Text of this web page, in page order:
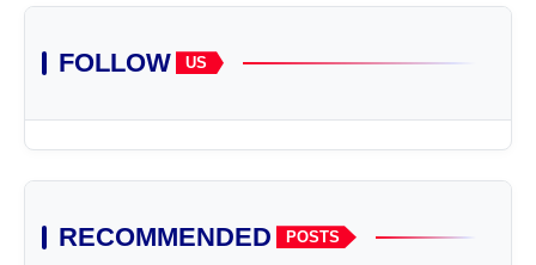
FOLLOW US
RECOMMENDED POSTS